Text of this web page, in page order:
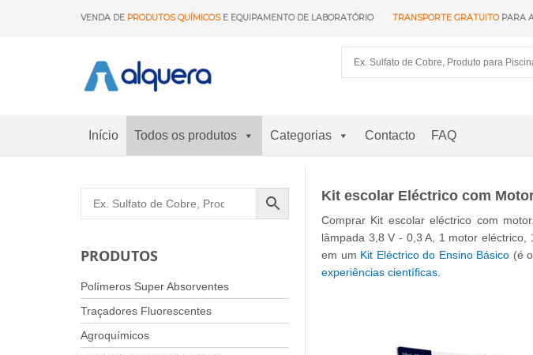
VENDA DE PRODUTOS QUÍMICOSE EQUIPAMENTO DE LABORATÓRIO TRANSPORTE GRATUITOPARA
Início Todos os produtos Categorias Contacto FAQ
PRODUTOS
Polímeros Super Absorventes
Traçadores Fluorescentes
Agroquímicos
Kit escolar Eléctrico com
Comprar Kit escolar eléctrico com
lâmpada 3,8 V - 0,3 A, 1 motor
em um Kit Eléctrico do Ensino Básico (é
experiências científicas